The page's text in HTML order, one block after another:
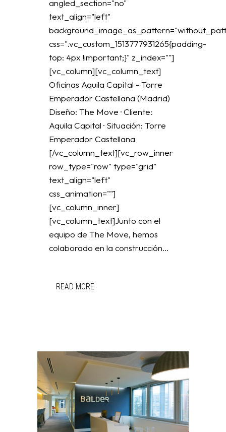
angled_section="no"
text_align="left"
css=".vc_custom_1513777931265{padding-
top: 4px !important;}" z_index=""]
[vc_column][vc_column_text]
Oficinas Aquila Capital - Torre
Emperador Castellana (Madrid)
Diseño: The Move · Cliente:
Aquila Capital · Situación: Torre
Emperador Castellana
[/vc_column_text][vc_row_inner
row_type="row" type="grid"
text_align="left"
css_animation=""]
[vc_column_inner]
[vc_column_text]Junto con el
equipo de The Move, hemos
colaborado en la construcción...
READ MORE